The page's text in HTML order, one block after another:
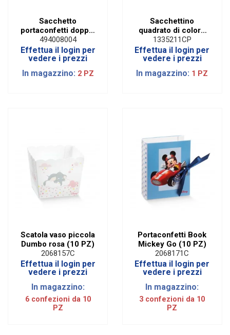
Sacchetto
portaconfetti doppia
piega con tulle
celeste
494008004
Effettua il login per
vedere i prezzi
In magazzino: 2 PZ
Sacchettino
quadrato di colore
cipria in macramè
con raso
1335211CP
Effettua il login per
vedere i prezzi
In magazzino: 1 PZ
Scatola vaso piccola
Dumbo rosa (10 PZ)
2068157C
Effettua il login per
vedere i prezzi
In magazzino:
6 confezioni da 10
PZ
Portaconfetti Book
Mickey Go (10 PZ)
2068171C
Effettua il login per
vedere i prezzi
In magazzino:
3 confezioni da 10
PZ